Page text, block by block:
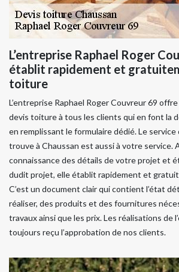
L’entreprise Raphael Roger
établit rapidement et
toiture
L’entreprise Raphael Roger Couvreur 69
devis toiture à tous les clients qui en font la
en remplissant le formulaire dédié. Le
trouve à Chaussan est aussi à votre service.
connaissance des détails de votre projet et
dudit projet, elle établit rapidement et
C’est un document clair qui contient l’état
réaliser, des produits et des fournitures
travaux ainsi que les prix. Les réalisations de
toujours reçu l’approbation de nos clients.